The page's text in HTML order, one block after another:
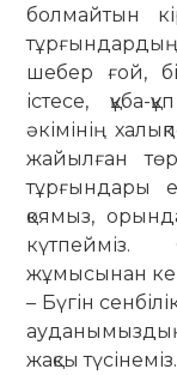
бол­майтын
шебер ғой,
істесе,
әкімінің
жайылған
тұрғындары
қоямыз,
күтпейміз.
жұмысынан
– Бүгін
ауданымыздың
жақсы